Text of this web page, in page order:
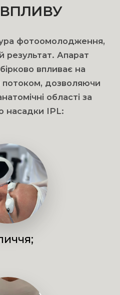
фотоомолодження,
результат. Апарат
впливає на
потоком, дозволяючи
області за
насадки IPL: